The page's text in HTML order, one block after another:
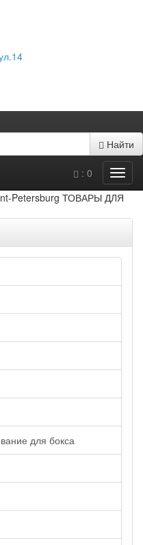
Найти
: 0
Petersburg ТОВАРЫ ДЛЯ
для бокса